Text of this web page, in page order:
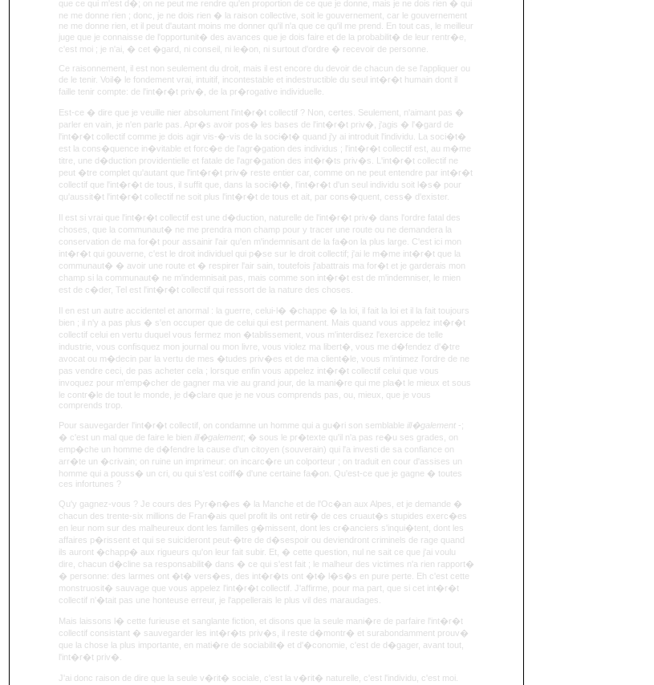
que ce qui m'est d�; on ne peut me rendre qu'en proportion de ce que je donne, mais je ne dois rien � qui
ne me donne rien ; donc, je ne dois rien � la raison collective, soit le gouvernement, car le gouvernement
ne me donne rien, et il peut d'autant moins me donner qu'il n'a que ce qu'il me prend. En tout cas, le meilleur
juge que je connaisse de l'opportunit� des avances que je dois faire et de la probabilit� de leur rentr�e,
c'est moi ; je n'ai, � cet �gard, ni conseil, ni le�on, ni surtout d'ordre � recevoir de personne.
Ce raisonnement, il est non seulement du droit, mais il est encore du devoir de chacun de se l'appliquer ou
de le tenir. Voil� le fondement vrai, intuitif, incontestable et indestructible du seul int�r�t humain dont il
faille tenir compte: de l'int�r�t priv�, de la pr�rogative individuelle.
Est-ce � dire que je veuille nier absolument l'int�r�t collectif ? Non, certes. Seulement, n'aimant pas �
parler en vain, je n'en parle pas. Apr�s avoir pos� les bases de l'int�r�t priv�, j'agis � l'�gard de
l'int�r�t collectif comme je dois agir vis-�-vis de la soci�t� quand j'y ai introduit l'individu. La soci�t�
est la cons�quence in�vitable et forc�e de l'agr�gation des individus ; l'int�r�t collectif est, au m�me
titre, une d�duction providentielle et fatale de l'agr�gation des int�r�ts priv�s. L'int�r�t collectif ne
peut �tre complet qu'autant que l'int�r�t priv� reste entier car, comme on ne peut entendre par int�r�t
collectif que l'int�r�t de tous, il suffit que, dans la soci�t�, l'int�r�t d'un seul individu soit l�s� pour
qu'aussit�t l'int�r�t collectif ne soit plus l'int�r�t de tous et ait, par cons�quent, cess� d'exister.
Il est si vrai que l'int�r�t collectif est une d�duction, naturelle de l'int�r�t priv� dans l'ordre fatal des
choses, que la communaut� ne me prendra mon champ pour y tracer une route ou ne demandera la
conservation de ma for�t pour assainir l'air qu'en m'indemnisant de la fa�on la plus large. C'est ici mon
int�r�t qui gouverne, c'est le droit individuel qui p�se sur le droit collectif; j'ai le m�me int�r�t que la
communaut� � avoir une route et � respirer l'air sain, toutefois j'abattrais ma for�t et je garderais mon
champ si la communaut� ne m'indemnisait pas, mais comme son int�r�t est de m'indemniser, le mien
est de c�der, Tel est l'int�r�t collectif qui ressort de la nature des choses.
Il en est un autre accidentel et anormal : la guerre, celui-l� �chappe � la loi, il fait la loi et il la fait toujours
bien ; il n'y a pas plus � s'en occuper que de celui qui est permanent. Mais quand vous appelez int�r�t
collectif celui en vertu duquel vous fermez mon �tablissement, vous m'interdisez l'exercice de telle
industrie, vous confisquez mon journal ou mon livre, vous violez ma libert�, vous me d�fendez d'�tre
avocat ou m�decin par la vertu de mes �tudes priv�es et de ma client�le, vous m'intimez l'ordre de ne
pas vendre ceci, de pas acheter cela ; lorsque enfin vous appelez int�r�t collectif celui que vous
invoquez pour m'emp�cher de gagner ma vie au grand jour, de la mani�re qui me pla�t le mieux et sous
le contr�le de tout le monde, je d�clare que je ne vous comprends pas, ou, mieux, que je vous
comprends trop.
Pour sauvegarder l'int�r�t collectif, on condamne un homme qui a gu�ri son semblable ill�galement -;
� c'est un mal que de faire le bien ill�galement; � sous le pr�texte qu'il n'a pas re�u ses grades, on
emp�che un homme de d�fendre la cause d'un citoyen (souverain) qui l'a investi de sa confiance on
arr�te un �crivain; on ruine un imprimeur: on incarc�re un colporteur ; on traduit en cour d'assises un
homme qui a pouss� un cri, ou qui s'est coiff� d'une certaine fa�on. Qu'est-ce que je gagne � toutes
ces infortunes ?
Qu'y gagnez-vous ? Je cours des Pyr�n�es � la Manche et de l'Oc�an aux Alpes, et je demande �
chacun des trente-six millions de Fran�ais quel profit ils ont retir� de ces cruaut�s stupides exerc�es
en leur nom sur des malheureux dont les familles g�missent, dont les cr�anciers s'inqui�tent, dont les
affaires p�rissent et qui se suicideront peut-�tre de d�sespoir ou deviendront criminels de rage quand
ils auront �chapp� aux rigueurs qu'on leur fait subir. Et, � cette question, nul ne sait ce que j'ai voulu
dire, chacun d�cline sa responsabilit� dans � ce qui s'est fait ; le malheur des victimes n'a rien rapport�
� personne: des larmes ont �t� vers�es, des int�r�ts ont �t� l�s�s en pure perte. Eh c'est cette
monstruosit� sauvage que vous appelez l'int�r�t collectif. J'affirme, pour ma part, que si cet int�r�t
collectif n'�tait pas une honteuse erreur, je l'appellerais le plus vil des maraudages.
Mais laissons l� cette furieuse et sanglante fiction, et disons que la seule mani�re de parfaire l'int�r�t
collectif consistant � sauvegarder les int�r�ts priv�s, il reste d�montr� et surabondamment prouv�
que la chose la plus importante, en mati�re de sociabilit� et d'�conomie, c'est de d�gager, avant tout,
l'int�r�t priv�.
J'ai donc raison de dire que la seule v�rit� sociale, c'est la v�rit� naturelle, c'est l'individu, c'est moi.